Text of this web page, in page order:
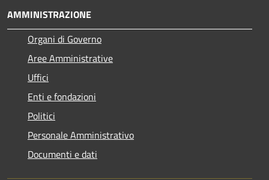
AMMINISTRAZIONE
Organi di Governo
Aree Amministrative
Uffici
Enti e fondazioni
Politici
Personale Amministrativo
Documenti e dati